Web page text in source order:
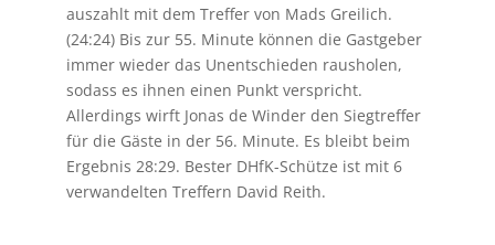
auszahlt mit dem Treffer von Mads Greilich.
(24:24) Bis zur 55. Minute können die Gastgeber
immer wieder das Unentschieden rausholen,
sodass es ihnen einen Punkt verspricht.
Allerdings wirft Jonas de Winder den Siegtreffer
für die Gäste in der 56. Minute. Es bleibt beim
Ergebnis 28:29. Bester DHfK-Schütze ist mit 6
verwandelten Treffern David Reith.